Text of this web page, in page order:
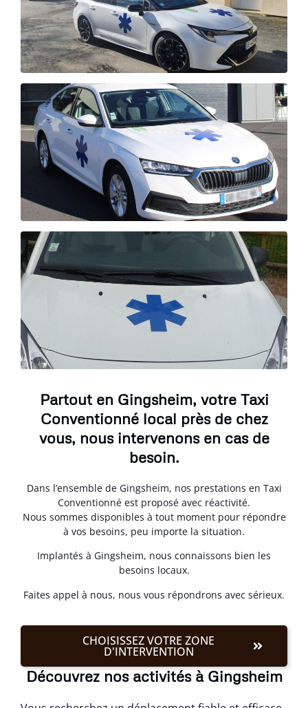
Partout en Gingsheim, votre Taxi
Conventionné local près de chez
vous, nous intervenons en cas de
besoin.
Dans l’ensemble de Gingsheim, nos prestations en Taxi
Conventionné est proposé avec réactivité.
Nous sommes disponibles à tout moment pour répondre
à vos besoins, peu importe la situation.
Implantés à Gingsheim, nous connaissons bien les
besoins locaux.
Faites appel à nous, nous vous répondrons avec sérieux.
CHOISISSEZ VOTRE ZONE
D'INTERVENTION
Découvrez nos activités à Gingsheim